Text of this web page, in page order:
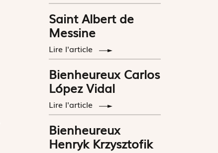
Saint Albert de
Messine
Lire l'article
Bienheureux Carlos
López Vidal
Lire l'article
Bienheureux
Henryk Krzysztofik